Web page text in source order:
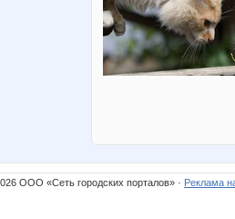
ООО «Сеть городских порталов» · Реклама